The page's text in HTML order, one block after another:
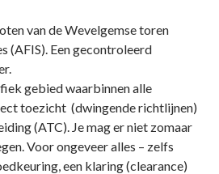
van de Wevelgemse toren
(AFIS). Een gecontroleerd
gebied waarbinnen alle
toezicht (dwingende richtlijnen)
(ATC). Je mag er niet zomaar
Voor ongeveer alles – zelfs
een klaring (clearance)